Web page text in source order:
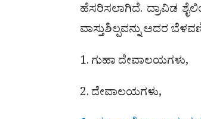
ಹೆಸರಿಸಲಾಗಿದೆ. ದ್ರಾವಿಡ
ವಾಸ್ತುಶಿಲ್ಪವನ್ನು ಅದರ
1. ಗುಹಾ ದೇವಾಲಯಗಳು,
2. ದೇವಾಲಯಗಳು,